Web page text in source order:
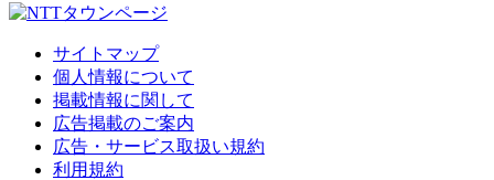
サイトマップ
個人情報について
掲載情報に関して
広告掲載のご案内
広告・サービス取扱い規約
利用規約